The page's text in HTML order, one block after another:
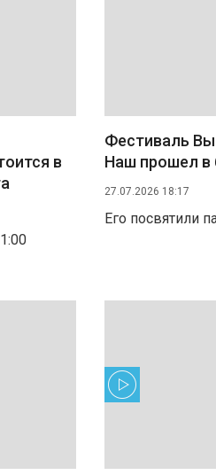
в
Фестиваль
Наш прошел в
27.07.2026 18:17
Его посвятили